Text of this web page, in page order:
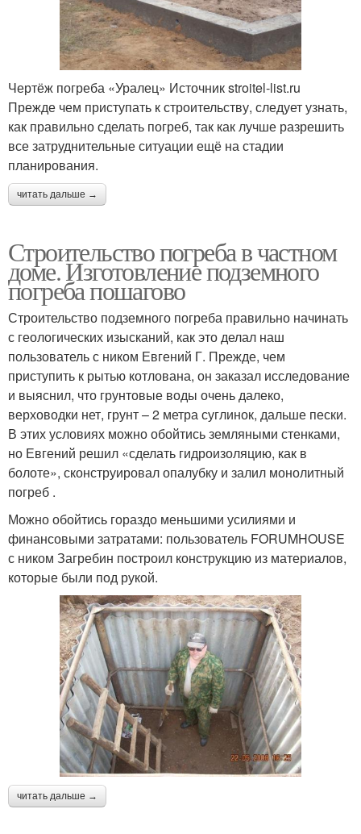
Чертёж погреба «Уралец» Источник stroitel-list.ru
Прежде чем приступать к строительству, следует узнать,
как правильно сделать погреб, так как лучше разрешить
все затруднительные ситуации ещё на стадии
планирования.
читать дальше →
Строительство погреба в частном
доме. Изготовление подземного
погреба пошагово
Строительство подземного погреба правильно начинать
с геологических изысканий, как это делал наш
пользователь с ником Евгений Г. Прежде, чем
приступить к рытью котлована, он заказал исследование
и выяснил, что грунтовые воды очень далеко,
верховодки нет, грунт – 2 метра суглинок, дальше пески.
В этих условиях можно обойтись земляными стенками,
но Евгений решил «сделать гидроизоляцию, как в
болоте», сконструировал опалубку и залил монолитный
погреб .
Можно обойтись гораздо меньшими усилиями и
финансовыми затратами: пользователь FORUMHOUSE
с ником Загребин построил конструкцию из материалов,
которые были под рукой.
читать дальше →